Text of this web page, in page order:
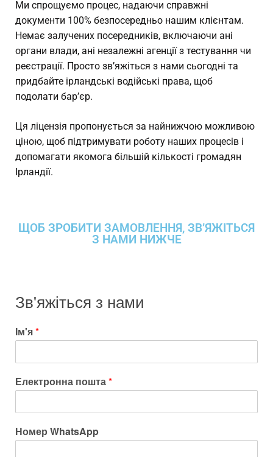
Ми спрощуємо процес, надаючи справжні
документи 100% безпосередньо нашим клієнтам.
Немає залучених посередників, включаючи ані
органи влади, ані незалежні агенції з тестування чи
реєстрації. Просто зв’яжіться з нами сьогодні та
придбайте ірландські водійські права, щоб
подолати бар’єр.
Ця ліцензія пропонується за найнижчою можливою
ціною, щоб підтримувати роботу наших процесів і
допомагати якомога більшій кількості громадян
Ірландії.
ЩОБ ЗРОБИТИ ЗАМОВЛЕННЯ, ЗВ’ЯЖІТЬСЯ
З НАМИ НИЖЧЕ
Зв'яжіться з нами
Ім'я*
Електронна пошта*
Номер WhatsApp